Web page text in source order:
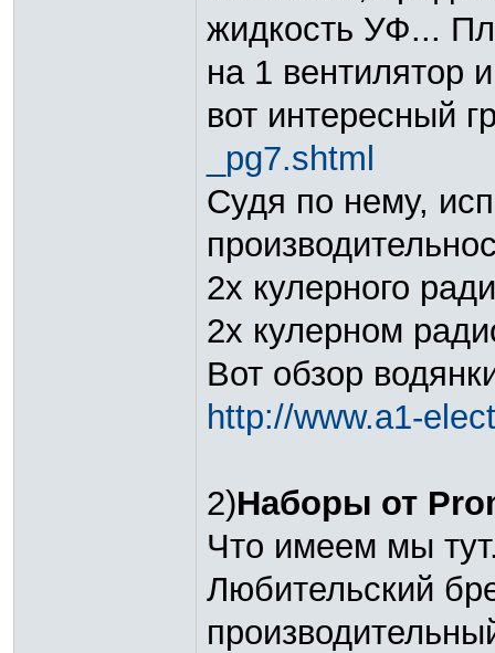
жидкость УФ...
на 1 вентилятор
вот интересный
_pg7.shtml
Судя по нему,
2х кулерного
2х кулерном
Вот обзор
http://www.a1-
2)Наборы от
Что имеем мы
Любительский